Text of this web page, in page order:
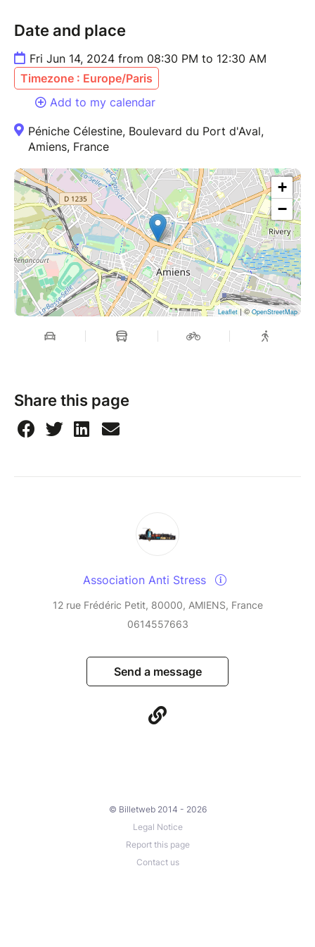
Date and place
Fri Jun 14, 2024 from 08:30 PM to 12:30 AM
Timezone : Europe/Paris
Add to my calendar
Péniche Célestine, Boulevard du Port d'Aval,
Amiens, France
+
−
Leaflet| ©OpenStreetMap
Share this page
Association Anti Stress
12 rue Frédéric Petit, 80000, AMIENS, France
0614557663
Send a message
© Billetweb 2014 - 2026
Legal Notice
Report this page
Contact us